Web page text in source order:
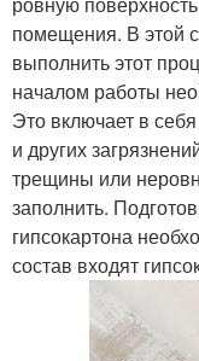
помещения. В этой
выполнить этот
началом работы
Это включает в
и других
трещины или
заполнить.
гипсокартона
состав входят